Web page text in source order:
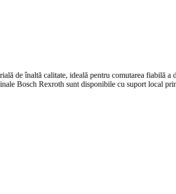
de înaltă calitate, ideală pentru comutarea fiabilă a
Bosch Rexroth sunt disponibile cu suport local